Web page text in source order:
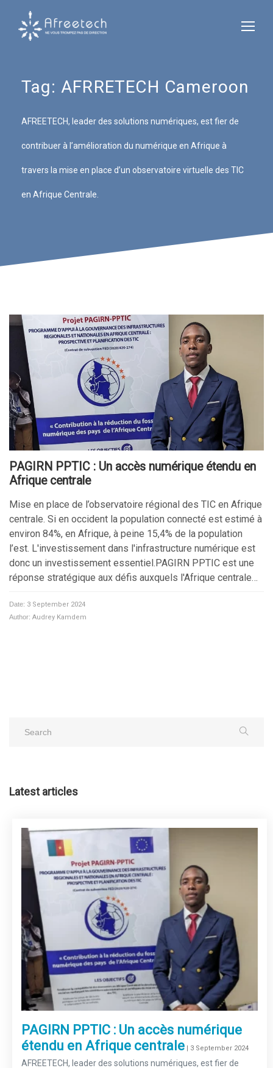
Tag: AFRRETECH Cameroon
AFREETECH, leader des solutions numériques, est fier de
contribuer à l’amélioration du numérique en Afrique à
travers la mise en place d’un observatoire virtuelle des TIC
en Afrique Centrale.
PAGIRN PPTIC : Un accès numérique étendu en
Afrique centrale
Mise en place de l’observatoire régional des TIC en Afrique
centrale. Si en occident la population connecté est estimé à
environ 84%, en Afrique, à peine 15,4% de la population
l’est. L'investissement dans l'infrastructure numérique est
donc un investissement essentiel.PAGIRN PPTIC est une
réponse stratégique aux défis auxquels l'Afrique centrale…
Date: 3 September 2024
Author: Audrey Kamdem
Latest articles
PAGIRN PPTIC : Un accès numérique
étendu en Afrique centrale | 3 September 2024
AFREETECH, leader des solutions numériques, est fier de